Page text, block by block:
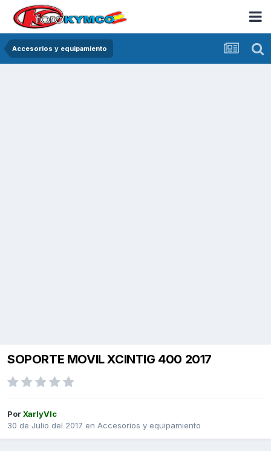
Accesorios y equipamiento
SOPORTE MOVIL XCINTIG 400 2017
PorXarlyVlc
30 de Julio del 2017 en Accesorios y equipamiento